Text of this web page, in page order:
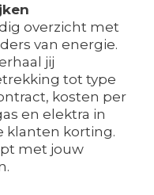
overzicht met
van energie.
jij
tot type
kosten per
en elektra in
klanten korting.
met jouw